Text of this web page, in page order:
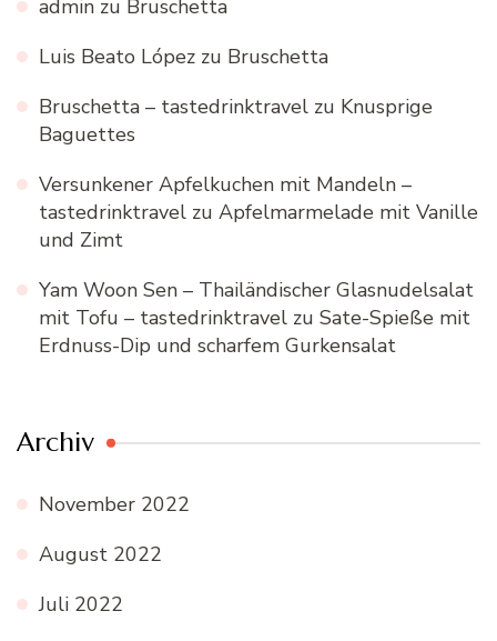
admin zu Bruschetta
Luis Beato López zu Bruschetta
Bruschetta – tastedrinktravel zu Knusprige
Baguettes
Versunkener Apfelkuchen mit Mandeln –
tastedrinktravel zu Apfelmarmelade mit Vanille
und Zimt
Yam Woon Sen – Thailändischer Glasnudelsalat
mit Tofu – tastedrinktravel zu Sate-Spieße mit
Erdnuss-Dip und scharfem Gurkensalat
Archiv
November 2022
August 2022
Juli 2022